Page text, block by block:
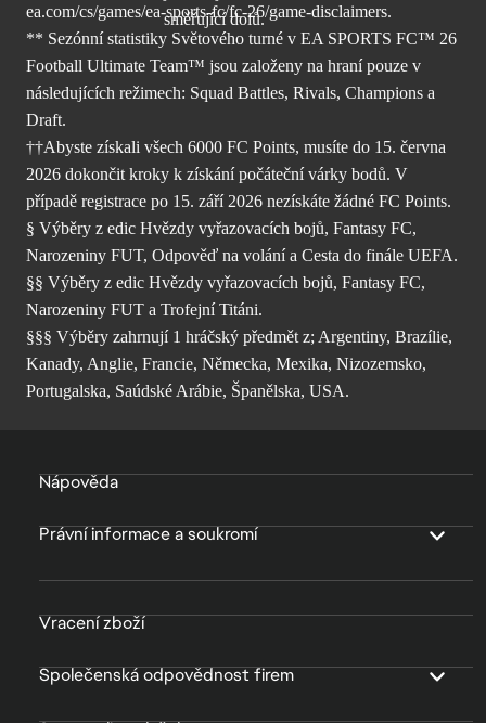
ea.com/cs/games/ea-sports-fc/fc-26/game-disclaimers.
** Sezónní statistiky Světového turné v EA SPORTS FC™ 26
Football Ultimate Team™ jsou založeny na hraní pouze v
následujících režimech: Squad Battles, Rivals, Champions a
Draft.
††Abyste získali všech 6000 FC Points, musíte do 15. června
2026 dokončit kroky k získání počáteční várky bodů. V
případě registrace po 15. září 2026 nezískáte žádné FC Points.
§ Výběry z edic Hvězdy vyřazovacích bojů, Fantasy FC,
Narozeniny FUT, Odpověď na volání a Cesta do finále UEFA.
§§ Výběry z edic Hvězdy vyřazovacích bojů, Fantasy FC,
Narozeniny FUT a Trofejní Titáni.
§§§ Výběry zahrnují 1 hráčský předmět z; Argentiny, Brazílie,
Kanady, Anglie, Francie, Německa, Mexika, Nizozemsko,
Portugalska, Saúdské Arábie, Španělska, USA.
Nápověda
Právní informace a soukromí
Vracení zboží
Společenská odpovědnost firem